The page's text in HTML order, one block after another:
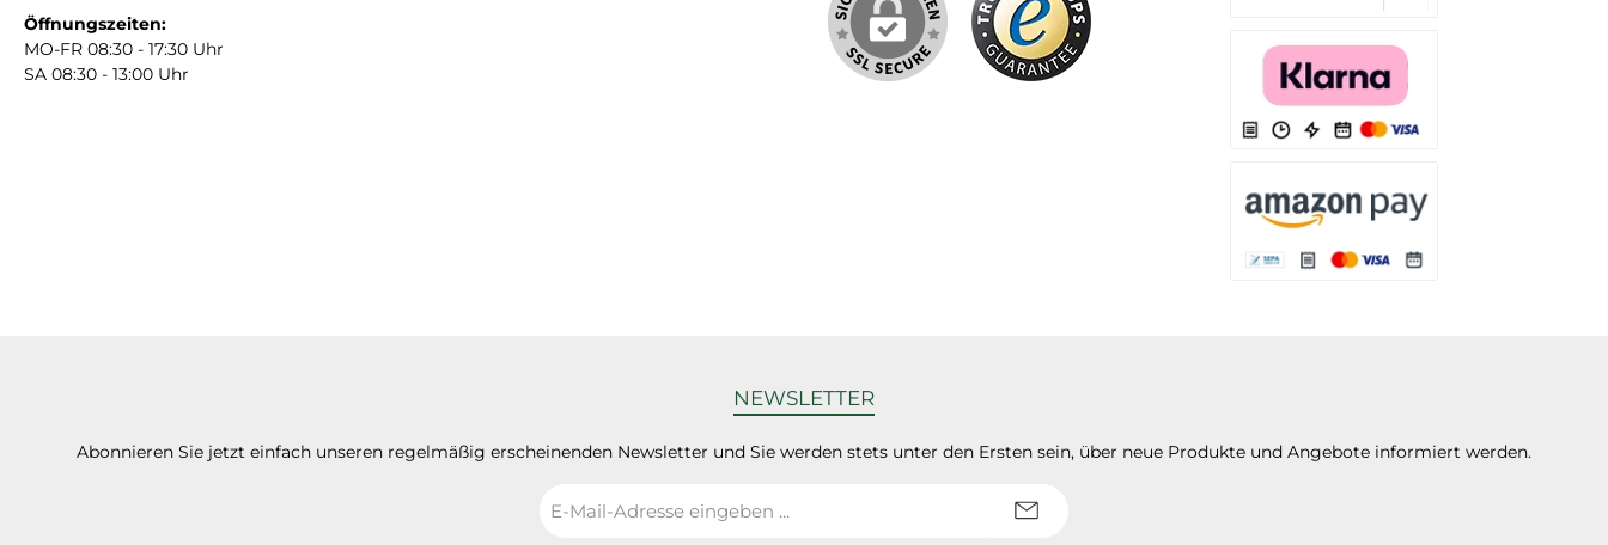
Öffnungszeiten:
MO-FR 08:30 - 17:30 Uhr
SA 08:30 - 13:00 Uhr
NEWSLETTER
Abonnieren Sie jetzt einfach unseren regelmäßig erscheinenden Newsletter und Sie werden stets unter den Ersten sein, über neue Produkte und Angebote informiert werden.
Mail-